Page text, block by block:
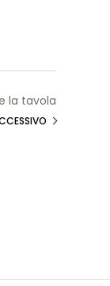
la tavola